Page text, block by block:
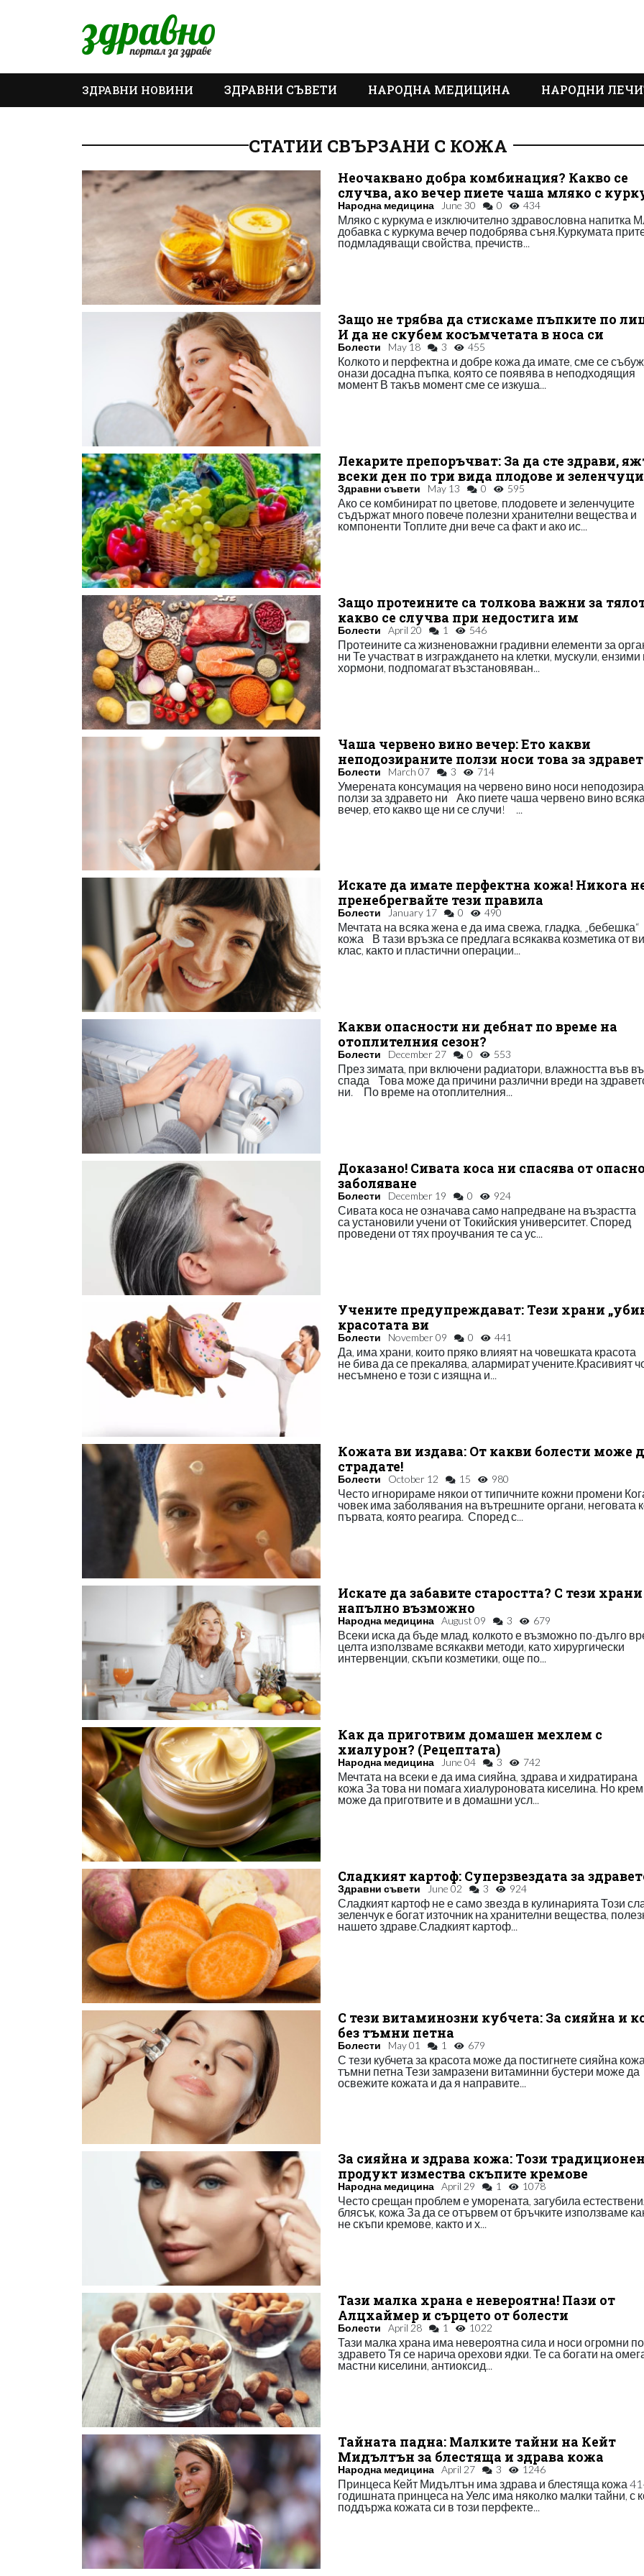
ЗДРАВНИ НОВИНИ ЗДРАВНИ СЪВЕТИ НАРОДНА МЕДИЦИНА НАРОДНИ
СТАТИИ СВЪРЗАНИ С КОЖА
Неочаквано добра комбинация? Какво се
случва, ако вечер пиете чаша мляко с
Народна медицина June 30 0 434
Мляко с куркума е изключително здравословна напитка
добавка с куркума вечер подобрява съня.Куркумата
подмладяващи свойства, пречиств...
Защо не трябва да стискаме пъпките по
И да не скубем косъмчетата в носа си
Болести May 18 3 455
Колкото и перфектна и добре кожа да имате, сме се
онази досадна пъпка, която се появява в неподходящия
момент В такъв момент сме се изкуша...
Лекарите препоръчват: За да сте здрави,
всеки ден по три вида плодове и
Здравни съвети May 13 0 595
Ако се комбинират по цветове, плодовете и зеленчуците
съдържат много повече полезни хранителни вещества и
компоненти Топлите дни вече са факт и ако ис...
Защо протеините са толкова важни за
какво се случва при недостига им
Болести April 20 1 546
Протеините са жизненоважни градивни елементи за
ни Те участват в изграждането на клетки, мускули, ензими
хормони, подпомагат възстановяван...
Чаша червено вино вечер: Ето какви
неподозираните ползи носи това за
Болести March 07 3 714
Умерената консумация на червено вино носи
ползи за здравето ни Ако пиете чаша червено вино всяка
вечер, ето какво ще ни се случи! ...
Искате да имате перфектна кожа! Никога
пренебрегвайте тези правила
Болести January 17 0 490
Мечтата на всяка жена е да има свежа, гладка, „бебешка“
кожа В тази връзка се предлага всякаква козметика от
клас, както и пластични операции...
Какви опасности ни дебнат по време на
отоплителния сезон?
Болести December 27 0 553
През зимата, при включени радиатори, влажността във
спада Това може да причини различни вреди на
ни. По време на отоплителния...
Доказано! Сивата коса ни спасява от опасно
заболяване
Болести December 19 0 924
Сивата коса не означава само напредване на
са установили учени от Токийския университет. Според
проведени от тях проучвания те са ус...
Учените предупреждават: Тези храни
красотата ви
Болести November 09 0 441
Да, има храни, които пряко влияят на човешката
не бива да се прекалява, алармират учените.Красивият
несъмнено е този с изящна и...
Кожата ви издава: От какви болести може
страдате!
Болести October 12 15 980
Често игнорираме някои от типичните кожни промени
човек има заболявания на вътрешните органи, неговата
първата, която реагира. Според с...
Искате да забавите старостта? С тези храни
напълно възможно
Народна медицина August 09 3 679
Всеки иска да бъде млад, колкото е възможно по-дълго
целта използваме всякакви методи, като хирургически
интервенции, скъпи козметики, още по...
Как да приготвим домашен мехлем с
хиалурон? (Рецептата)
Народна медицина June 04 3 742
Мечтата на всеки е да има сияйна, здрава и хидратирана
кожа За това ни помага хиалуроновата киселина. Но
може да приготвите и в домашни усл...
Сладкият картоф: Суперзвездата за
Здравни съвети June 02 3 924
Сладкият картоф не е само звезда в кулинарията Този
зеленчук е богат източник на хранителни вещества,
нашето здраве.Сладкият картоф...
С тези витаминозни кубчета: За сияйна и
без тъмни петна
Болести May 01 1 679
С тези кубчета за красота може да постигнете сияйна
тъмни петна Тези замразени витаминни бустери може да
освежите кожата и да я направите...
За сияйна и здрава кожа: Този традиционен
продукт измества скъпите кремове
Народна медицина April 29 1 1078
Често срещан проблем е уморената, загубила
блясък, кожа За да се отървем от бръчките използваме
не скъпи кремове, както и х...
Тази малка храна е невероятна! Пази от
Алцхаймер и сърцето от болести
Болести April 28 1 1022
Тази малка храна има невероятна сила и носи огромни
здравето Тя се нарича орехови ядки. Те са богати на
мастни киселини, антиоксид...
Тайната падна: Малките тайни на Кейт
Мидълтън за блестяща и здрава кожа
Народна медицина April 27 3 1246
Принцеса Кейт Мидълтън има здрава и блестяща кожа
годишната принцеса на Уелс има няколко малки тайни, с
поддържа кожата си в този перфекте...